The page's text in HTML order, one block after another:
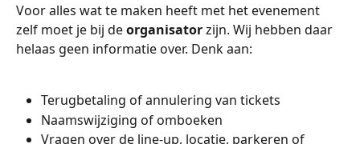
Voor alles wat te maken heeft met het evenement
zelf moet je bij de organisator zijn. Wij hebben daar
helaas geen informatie over. Denk aan:
Terugbetaling of annulering van tickets
Naamswijziging of omboeken
Vragen over de line-up, locatie, parkeren of